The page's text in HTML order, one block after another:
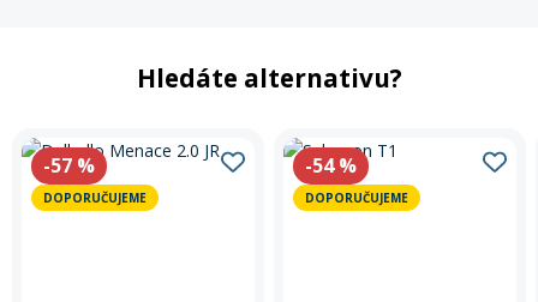
Hledáte alternativu?
-57 %
DOPORUČUJEME
-54%
DOPORUČUJEME